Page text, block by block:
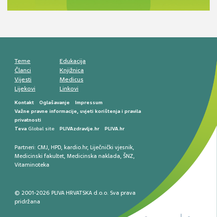
smetnji do rane onkološke dijagnostike
Teme
Članci
Vijesti
Lijekovi
Edukacija
Knjižnica
Medicus
Linkovi
Kontakt Oglašavanje
Impressum
Važne pravne informacije, uvjeti korištenja i pravila
privatnosti
Teva Global site PLIVAzdravlje.hr PLIVA.hr
Partneri: CMJ, HPD, kardio.hr, Liječnički vjesnik,
Medicinski fakultet, Medicinska naklada, ŠNZ,
Vitaminoteka
© 2001-2026 PLIVA HRVATSKA d.o.o. Sva prava
pridržana